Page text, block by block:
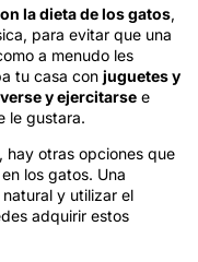
la dieta de los gatos,
para evitar que una
a menudo les
tu casa con juguetes y
y ejercitarse e
le gustara.
hay otras opciones que
los gatos. Una
y utilizar el
adquirir estos